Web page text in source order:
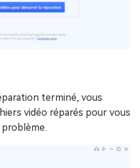
terminé, vous
vidéo réparés pour vous